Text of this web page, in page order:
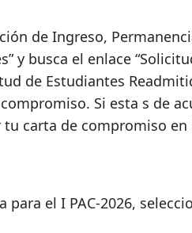
de Ingreso,
y busca el enlace
de Estudiantes
Si esta s de
carta de compromiso
el I PAC-2026,